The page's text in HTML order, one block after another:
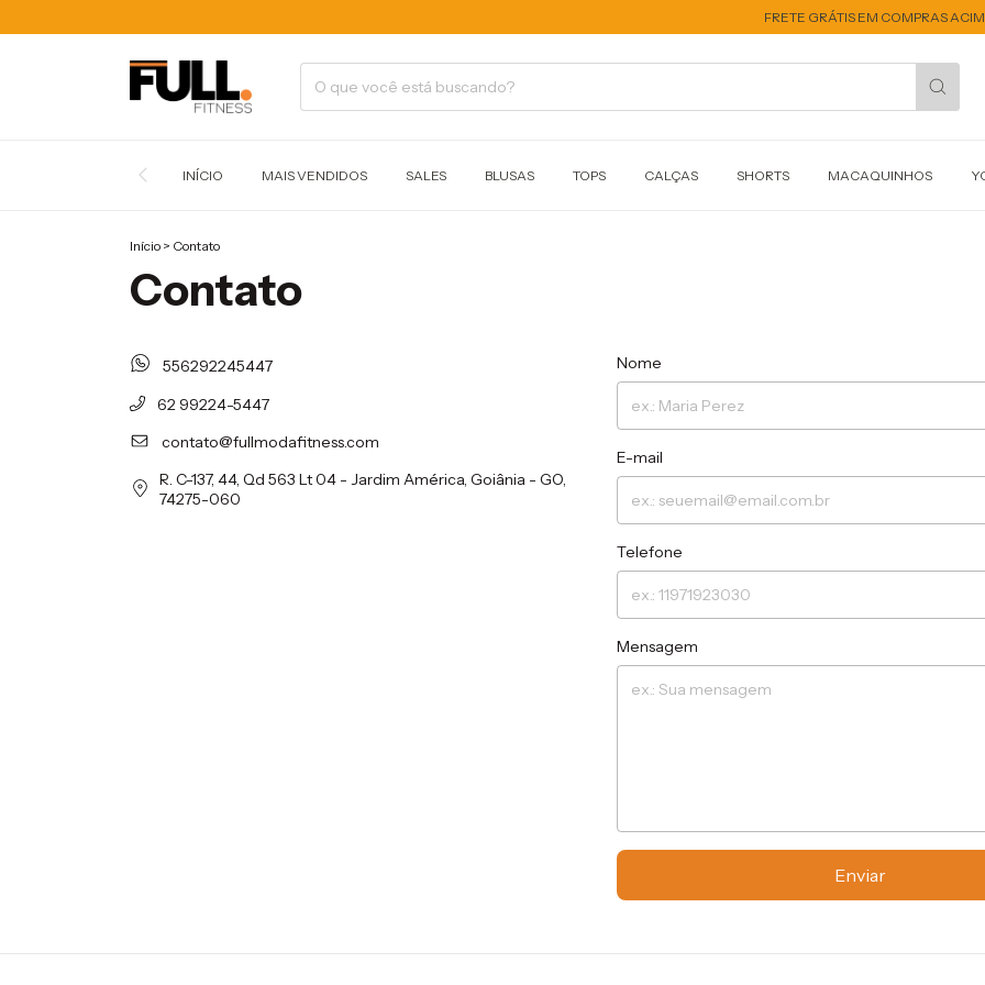
FRETE GRÁTIS EM COMPRAS
INÍCIO MAIS VENDIDOS SALES BLUSAS TOPS CALÇAS SHORTS MACAQUINHOS
Início > Contato
Contato
556292245447
62 99224-5447
contato@fullmodafitness.com
R. C-137, 44, Qd 563 Lt 04 - Jardim América, Goiânia - GO,
74275-060
Nome
E-mail
Telefone
Mensagem
Enviar